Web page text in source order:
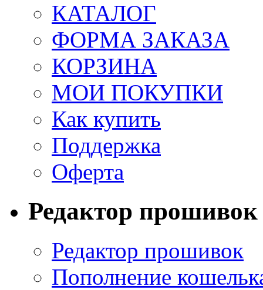
КАТАЛОГ
ФОРМА ЗАКАЗА
КОРЗИНА
МОИ ПОКУПКИ
Как купить
Поддержка
Оферта
Редактор прошивок
Редактор прошивок
Пополнение